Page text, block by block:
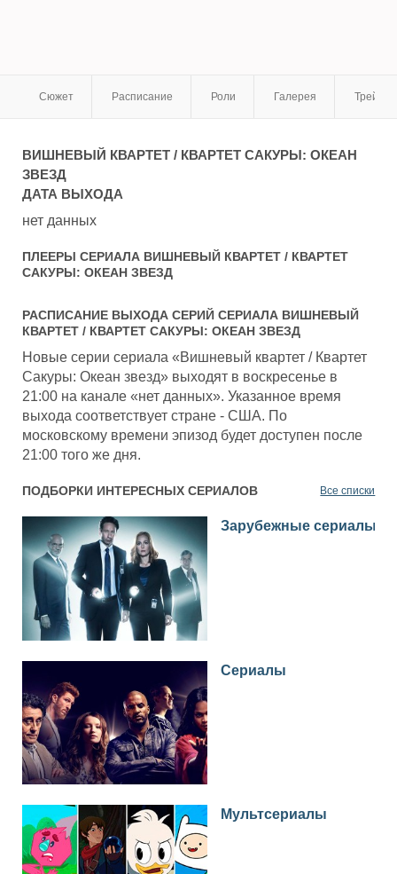
Сюжет Расписание Роли Галерея
ВИШНЕВЫЙ КВАРТЕТ / КВАРТЕТ САКУРЫ: ОКЕАН
ЗВЕЗД
ДАТА ВЫХОДА
нет данных
ПЛЕЕРЫ СЕРИАЛА ВИШНЕВЫЙ КВАРТЕТ / КВАРТЕТ
САКУРЫ: ОКЕАН ЗВЕЗД
РАСПИСАНИЕ ВЫХОДА СЕРИЙ СЕРИАЛА ВИШНЕВЫЙ
КВАРТЕТ / КВАРТЕТ САКУРЫ: ОКЕАН ЗВЕЗД
Новые серии сериала «Вишневый квартет / Квартет
Сакуры: Океан звезд» выходят в воскресенье в
21:00 на канале «нет данных». Указанное время
выхода соответствует стране - США. По
московскому времени эпизод будет доступен после
21:00 того же дня.
ПОДБОРКИ ИНТЕРЕСНЫХ СЕРИАЛОВ Все списки
Зарубежные сериалы
Сериалы
Мультсериалы